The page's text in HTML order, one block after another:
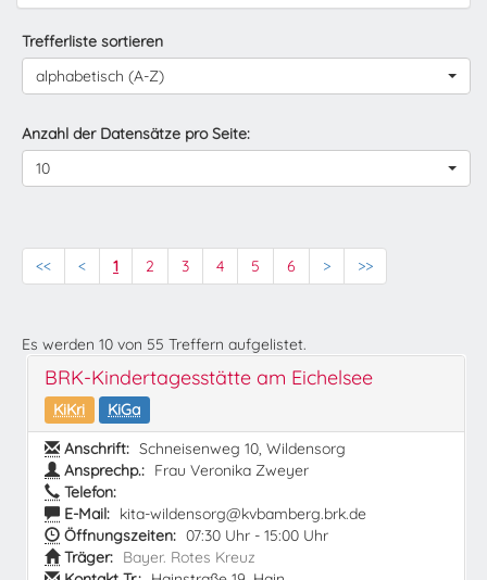
Trefferliste sortieren
alphabetisch (A-Z)
Anzahl der Datensätze pro Seite:
10
<< < 1 2 3 4 5 6 > >>
Es werden 10 von 55 Treffern aufgelistet.
BRK-Kindertagesstätte am Eichelsee
KiKri
KiGa
Anschrift: Schneisenweg 10, Wildensorg
Ansprechp.: Frau Veronika Zweyer
Telefon:
E-Mail: kita-wildensorg@kvbamberg.brk.de
Öffnungszeiten: 07:30 Uhr - 15:00 Uhr
Träger: Bayer. Rotes Kreuz